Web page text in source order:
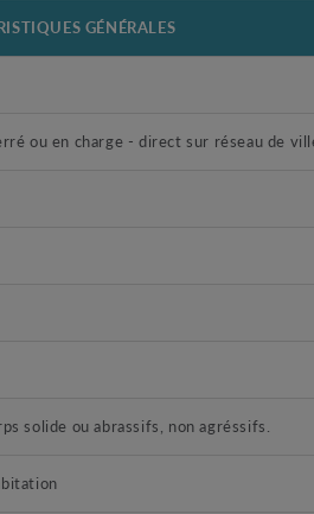
GÉNÉRALES
ou en charge - direct sur réseau de
solide ou abrassifs, non agréssifs.